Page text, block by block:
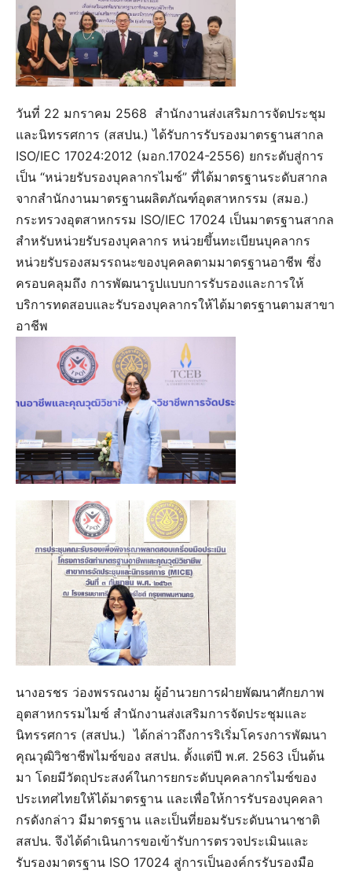
วันที่ 22 มกราคม 2568 สำนักงานส่งเสริมการจัดประชุม
และนิทรรศการ (สสปน.) ได้รับการรับรองมาตรฐานสากล
ISO/IEC 17024:2012 (มอก.17024-2556) ยกระดับสู่การ
เป็น “หน่วยรับรองบุคลากรไมซ์” ที่ได้มาตรฐานระดับสากล
จากสำนักงานมาตรฐานผลิตภัณฑ์อุตสาหกรรม (สมอ.)
กระทรวงอุตสาหกรรม ISO/IEC 17024 เป็นมาตรฐานสากล
สำหรับหน่วยรับรองบุคลากร หน่วยขึ้นทะเบียนบุคลากร
หน่วยรับรองสมรรถนะของบุคคลตามมาตรฐานอาชีพ ซึ่ง
ครอบคลุมถึง การพัฒนารูปแบบการรับรองและการให้
บริการทดสอบและรับรองบุคลากรให้ได้มาตรฐานตามสาขา
อาชีพ
นางอรชร ว่องพรรณงาม ผู้อำนวยการฝ่ายพัฒนาศักยภาพ
อุตสาหกรรมไมซ์ สำนักงานส่งเสริมการจัดประชุมและ
นิทรรศการ (สสปน.) ได้กล่าวถึงการริเริ่มโครงการพัฒนา
คุณวุฒิวิชาชีพไมซ์ของ สสปน. ตั้งแต่ปี พ.ศ. 2563 เป็นต้น
มา โดยมีวัตถุประสงค์ในการยกระดับบุคคลากรไมซ์ของ
ประเทศไทยให้ได้มาตรฐาน และเพื่อให้การรับรองบุคคลา
กรดังกล่าว มีมาตรฐาน และเป็นที่ยอมรับระดับนานาชาติ
สสปน. จึงได้ดำเนินการขอเข้ารับการตรวจประเมินและ
รับรองมาตรฐาน ISO 17024 สู่การเป็นองค์กรรับรองมือ